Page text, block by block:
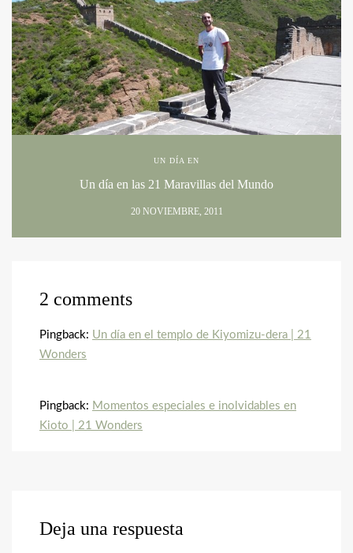
UN DÍA EN
Un día en las 21 Maravillas del Mundo
20 NOVIEMBRE, 2011
2 comments
Pingback: Un día en el templo de Kiyomizu-dera | 21
Wonders
Pingback: Momentos especiales e inolvidables en
Kioto | 21 Wonders
Deja una respuesta